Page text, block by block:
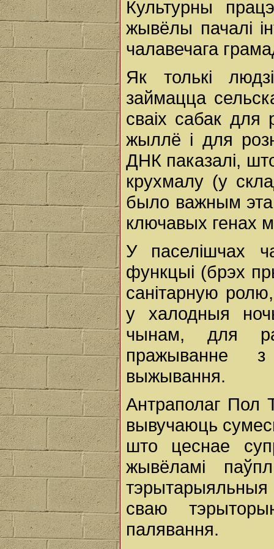
Культурны
жывёлы пачалі
чалавечага
Як толькі
займацца
сваіх сабак для
жыллё і для
ДНК паказалі,
крухмалу (у
было важным
ключавых генах
У паселішчах
функцыі (брэх
санітарную
у халодныя
чынам, для
пражыванне
выжывання.
Антраполаг Пол
вывучаюць
што цеснае
жывёламі
тэрытарыяльныя
сваю
палявання.